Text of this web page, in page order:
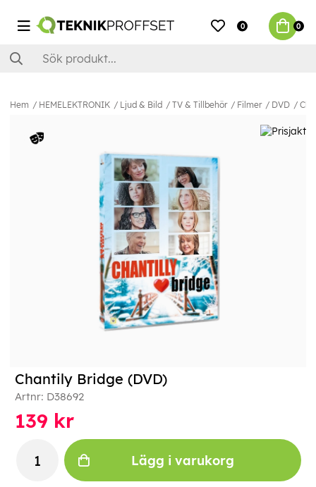
0 0
Hem HEMELEKTRONIK Ljud & Bild TV & Tillbehör Filmer DVD
Chantily Bridge (DVD)
Artnr: D38692
139 kr
Lägg i varukorg